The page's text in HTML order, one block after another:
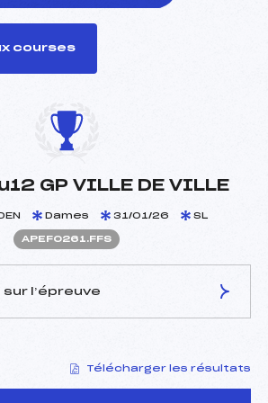
courses
GP VILLE DE VILLE
Dames 31/01/26 SL
APEF0261.FFS
l’épreuve
ETCHEVERRY JEAN PAUL
(PE)
Télécharger les résultats